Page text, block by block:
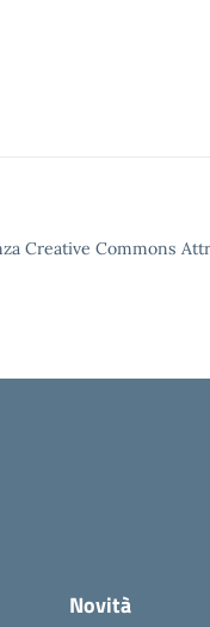
Creative Commons
Novità